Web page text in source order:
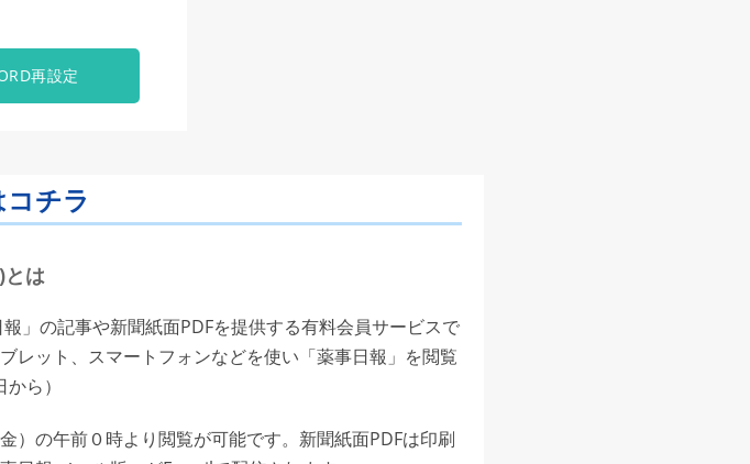
再設定
チラ
とは
」の記事や新聞紙面PDFを提供する有料会員サービスで
レット、スマートフォンなどを使い「薬事日報」を閲覧
ら）
の午前０時より閲覧が可能です。新聞紙面PDFは印刷